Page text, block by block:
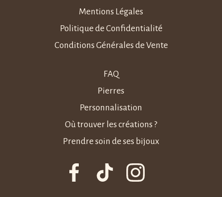
Mentions Légales
Politique de Confidentialité
Conditions Générales de Vente
FAQ
Pierres
Personnalisation
Où trouver les créations ?
Prendre soin de ses bijoux